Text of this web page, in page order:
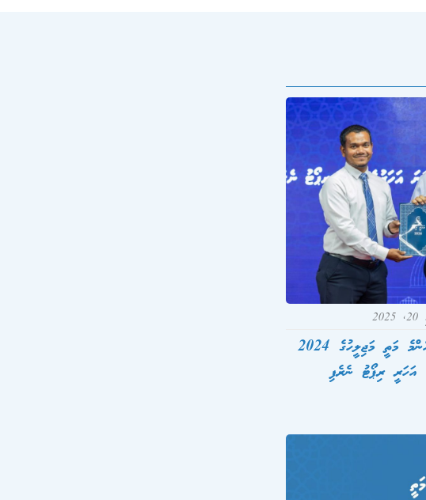
އިސްލާމީ ފަތުވާދޭ އެންމެ މަތީ މަޖިލީހުގެ 2024
އަހަރީ ރިޕޯޓު ނެރެފި